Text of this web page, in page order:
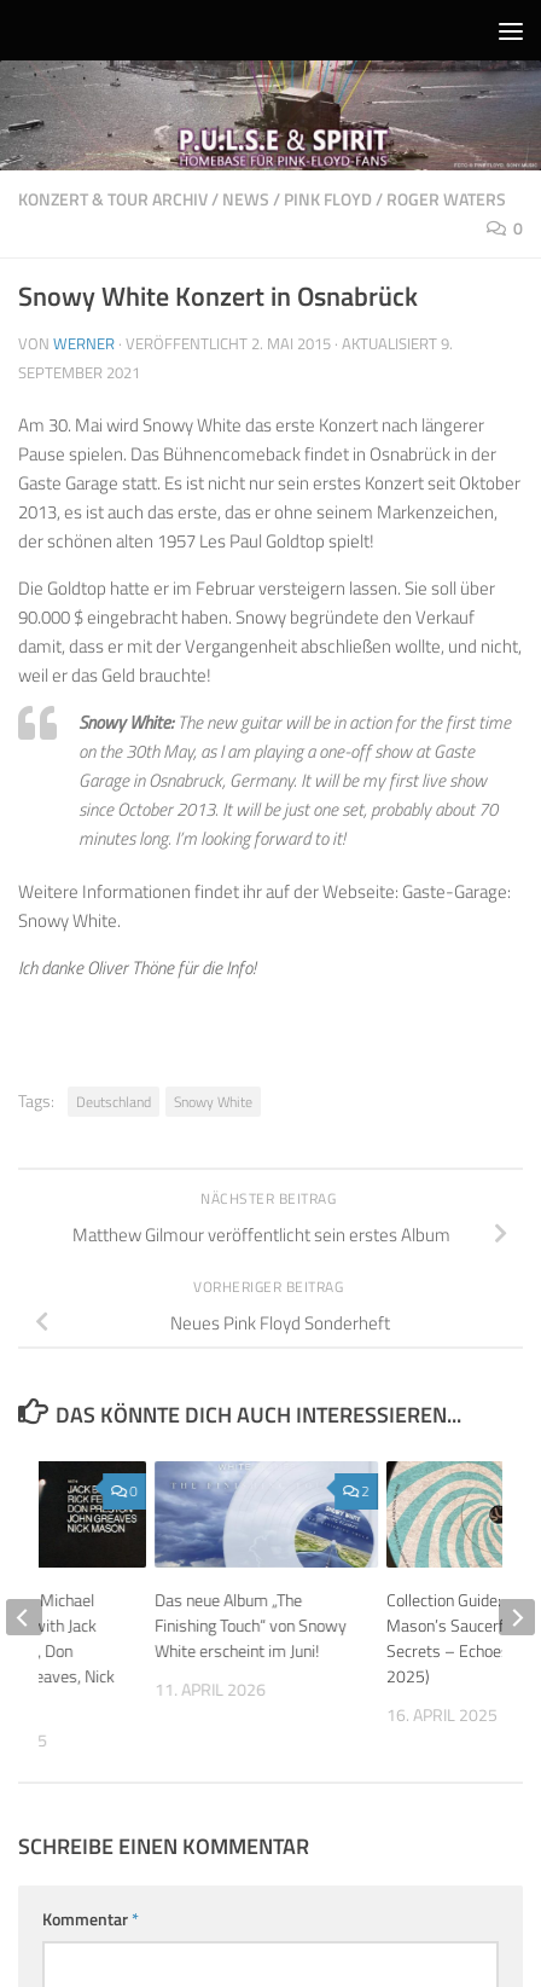
KONZERT & TOUR ARCHIV/NEWS/PINK FLOYD/ROGER WATERS
0
Snowy White Konzert in Osnabrück
VON WERNER · VERÖFFENTLICHT 2. MAI 2015 · AKTUALISIERT9.
SEPTEMBER 2021
Am 30. Mai wird Snowy White das erste Konzert nach längerer
Pause spielen. Das Bühnencomeback findet in Osnabrück in der
Gaste Garage statt. Es ist nicht nur sein erstes Konzert seit Oktober
2013, es ist auch das erste, das er ohne seinem Markenzeichen,
der schönen alten 1957 Les Paul Goldtop spielt!
Die Goldtop hatte er im Februar versteigern lassen. Sie soll über
90.000 $ eingebracht haben. Snowy begründete den Verkauf
damit, dass ermit der Vergangenheit abschließen wollte, und nicht,
weil er das Geld brauchte!
Snowy White:The new guitar will be in action for the first time
on the 30th May, as I am playing a one-off show at Gaste
Garage in Osnabruck, Germany. It will be my first live show
since October 2013. It will be just one set, probably about 70
minutes long. I’m looking forward to it!
Weitere Informationen findet ihr auf der Webseite: Gaste-Garage:
Snowy White.
Ich danke Oliver Thöne für die Info!
Tags: Deutschland Snowy White
NÄCHSTER BEITRAG
Matthew Gilmour veröffentlicht sein erstes Album
VORHERIGER BEITRAG
Neues Pink Floyd Sonderheft
DAS KÖNNTE DICH AUCH INTERESSIEREN...
2
Das neue Album „The
Finishing Touch“ von Snowy
White erscheint im Juni!
11. APRIL 2026
Collection Guide: Nick
Mason’s Saucerful Of
Secrets – Echoes
2025)
16. APRIL 2025
0
Michael
(with Jack
Don
Greaves, Nick
2025
SCHREIBE EINEN KOMMENTAR
Kommentar*